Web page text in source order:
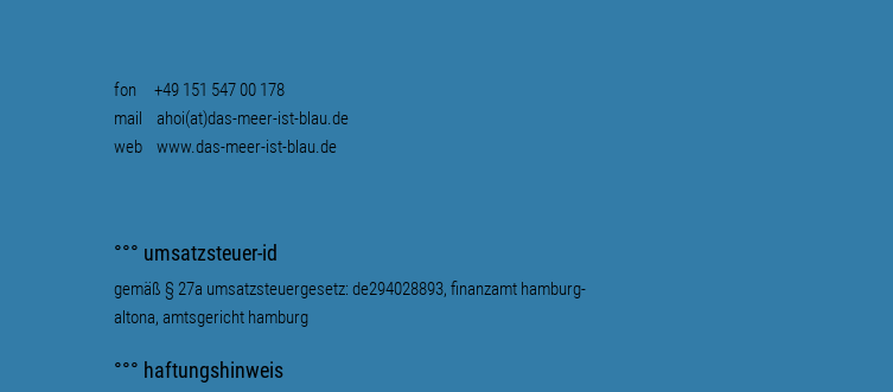
fon +49 151 547 00 178
mail ahoi(at)das-meer-ist-blau.de
web www.das-meer-ist-blau.de
°°° umsatzsteuer-id
gemäß § 27a umsatzsteuergesetz: de294028893, finanzamt hamburg-
altona, amtsgericht hamburg
°°° haftungshinweis